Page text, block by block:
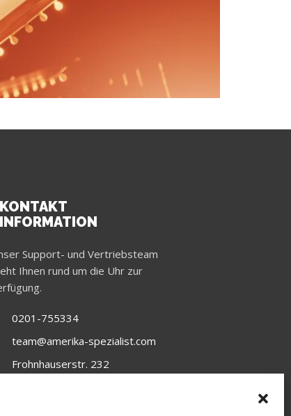
KONTAKT
INFORMATION
Support- und Vertriebsteam
Ihnen rund um die Uhr zur
0201-755334
team@amerika-spezialist.com
Frohnhauserstr. 232